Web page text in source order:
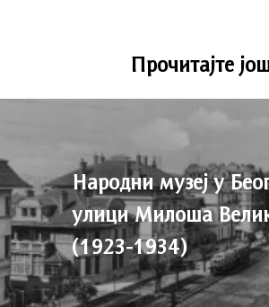
Прочитајте
Народни музеј у
улици Милоша
(1923-1934)